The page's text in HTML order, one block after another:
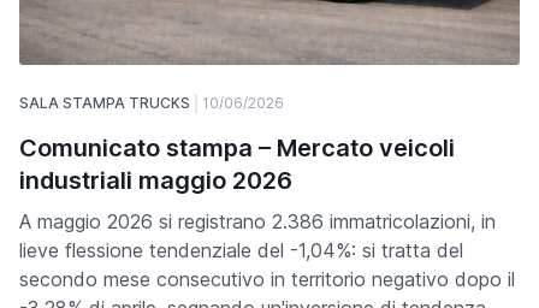
SALA STAMPA TRUCKS 10/06/2026
Comunicato stampa – Mercato veicoli
industriali maggio 2026
A maggio 2026 si registrano 2.386 immatricolazioni, in
lieve flessione tendenziale del -1,04%: si tratta del
secondo mese consecutivo in territorio negativo dopo il